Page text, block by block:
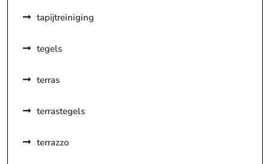
tapijtreiniging
tegels
terras
terrastegels
terrazzo